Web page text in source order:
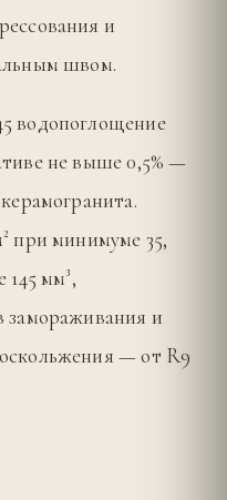
и
швом.
водопоглощение
не выше 0,5% —
при минимуме 35,
145 мм³,
замораживания и
— от R9